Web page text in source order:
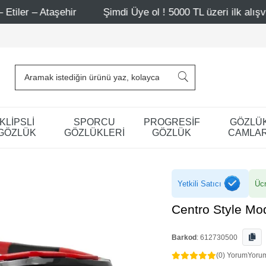
Şimdi Üye ol ! 5000 TL üzeri ilk alışverişinde
SPORCU
GÖZLÜKLERİ
PROGRESİF
GÖZLÜK
Yetkili Satıcı
Centro Style
Barkod : 612730500
(0) Yorum